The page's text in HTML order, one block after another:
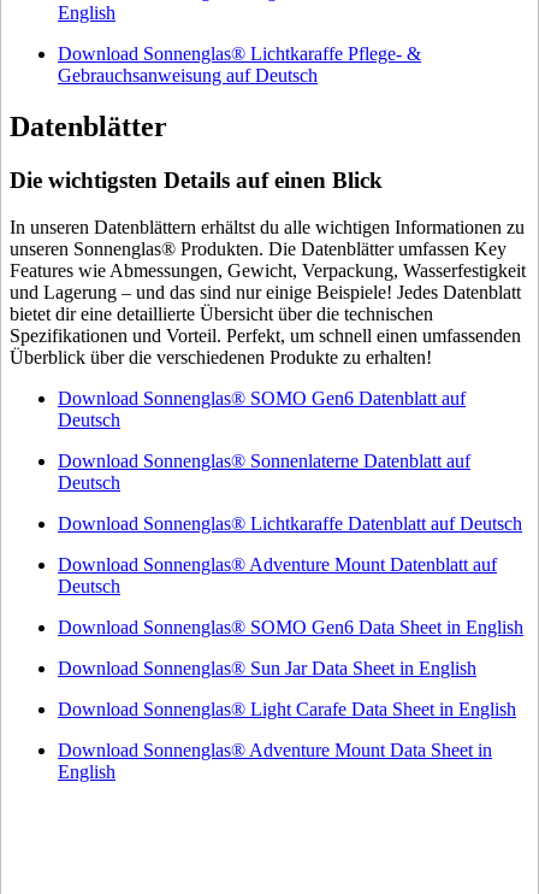
English
Download Sonnenglas® Lichtkaraffe Pflege- &
Gebrauchsanweisung auf Deutsch
Datenblätter
Die wichtigsten Details auf einen Blick
In unseren Datenblättern erhältst du alle wichtigen Informationen zu
unseren Sonnenglas® Produkten. Die Datenblätter umfassen Key
Features wie Abmessungen, Gewicht, Verpackung, Wasserfestigkeit
und Lagerung – und das sind nur einige Beispiele! Jedes Datenblatt
bietet dir eine detaillierte Übersicht über die technischen
Spezifikationen und Vorteil. Perfekt, um schnell einen umfassenden
Überblick über die verschiedenen Produkte zu erhalten!
Download Sonnenglas® SOMO Gen6 Datenblatt auf
Deutsch
Download Sonnenglas® Sonnenlaterne Datenblatt auf
Deutsch
Download Sonnenglas® Lichtkaraffe Datenblatt auf Deutsch
Download Sonnenglas® Adventure Mount Datenblatt auf
Deutsch
Download Sonnenglas® SOMO Gen6 Data Sheet in English
Download Sonnenglas® Sun Jar Data Sheet in English
Download Sonnenglas® Light Carafe Data Sheet in English
Download Sonnenglas® Adventure Mount Data Sheet in
English